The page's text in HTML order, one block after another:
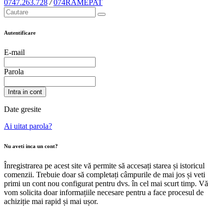
0747.263.728 / 074RAMEPAT
Autentificare
E-mail
Parola
Intra in cont
Date gresite
Ai uitat parola?
Nu aveti inca un cont?
Înregistrarea pe acest site vă permite să accesați starea și istoricul
comenzii. Trebuie doar să completați câmpurile de mai jos și veti
primi un cont nou configurat pentru dvs. în cel mai scurt timp. Vă
vom solicita doar informațiile necesare pentru a face procesul de
achiziție mai rapid și mai ușor.